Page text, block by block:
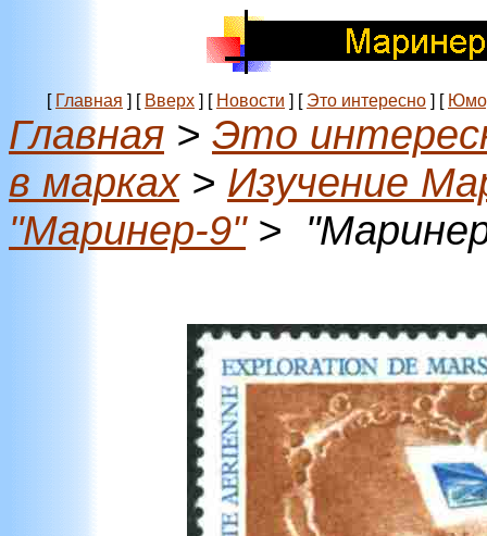
[ Главная ] [ Вверх ] [ Новости ] [ Это интересно ] [
Главная > Это
в марках> Изучение
"Маринер-9">